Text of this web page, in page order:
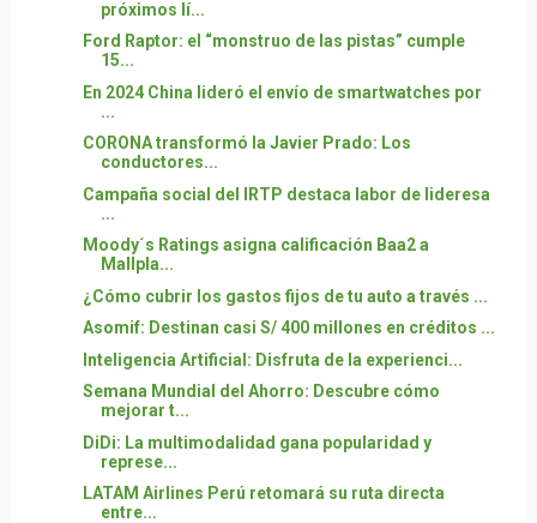
próximos lí...
Ford Raptor: el “monstruo de las pistas” cumple
15...
En 2024 China lideró el envío de smartwatches por
...
CORONA transformó la Javier Prado: Los
conductores...
Campaña social del IRTP destaca labor de lideresa
...
Moody´s Ratings asigna calificación Baa2 a
Mallpla...
¿Cómo cubrir los gastos fijos de tu auto a través ...
Asomif: Destinan casi S/ 400 millones en créditos ...
Inteligencia Artificial: Disfruta de la experienci...
Semana Mundial del Ahorro: Descubre cómo
mejorar t...
DiDi: La multimodalidad gana popularidad y
represe...
LATAM Airlines Perú retomará su ruta directa
entre...